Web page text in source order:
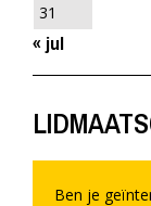
31
« jul
Ben je